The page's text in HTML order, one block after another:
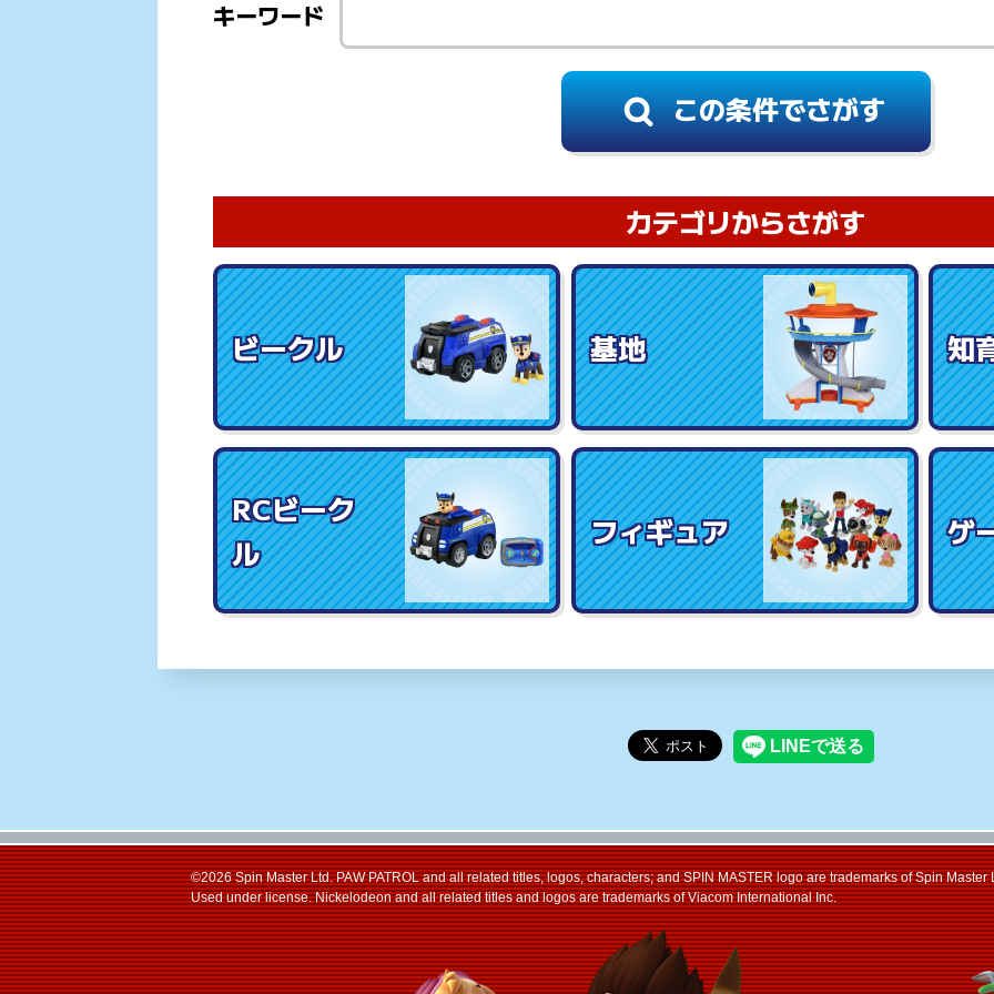
キーワード
カテゴリからさがす
ビークル 基地 知
RCビーク
ル
フィギュア ゲ
©2026 Spin Master Ltd. PAW PATROL and all related titles, logos, characters; and SPIN MASTER logo are trademarks of Spin Master
Used under license. Nickelodeon and all related titles and logos are trademarks of Viacom International Inc.